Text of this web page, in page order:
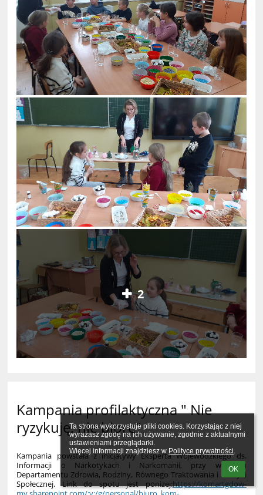
Ta strona wykorzystuje pliki cookies. Korzystając z niej
wyrażasz zgodę na ich używanie, zgodnie z aktualnymi
ustawieniami przeglądarki.
Więcej informacji znajdziesz w Polityce prywatności.
OK
2
Kampania profilaktyczna " Nie
ryzykuję, nie biorę"
Kampania powstała z inicjatywy Eksperta Wojewódzkiego ds.
Informacji o Narkotykach i Narkomanii, przy wsparciu
Departamentu Zdrowia, Rodziny, Równego Traktowania i Polityki
Społecznej. Link do spotu jest poniżej:https://komartgdow-